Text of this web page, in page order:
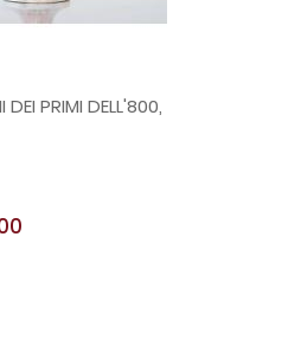
PRIMI DELL'800,